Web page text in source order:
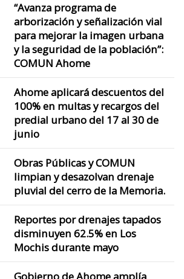
“Avanza programa de
arborización y señalización vial
para mejorar la imagen urbana
y la seguridad de la población”:
COMUN Ahome
Ahome aplicará descuentos del
100% en multas y recargos del
predial urbano del 17 al 30 de
junio
Obras Públicas y COMUN
limpian y desazolvan drenaje
pluvial del cerro de la Memoria.
Reportes por drenajes tapados
disminuyen 62.5% en Los
Mochis durante mayo